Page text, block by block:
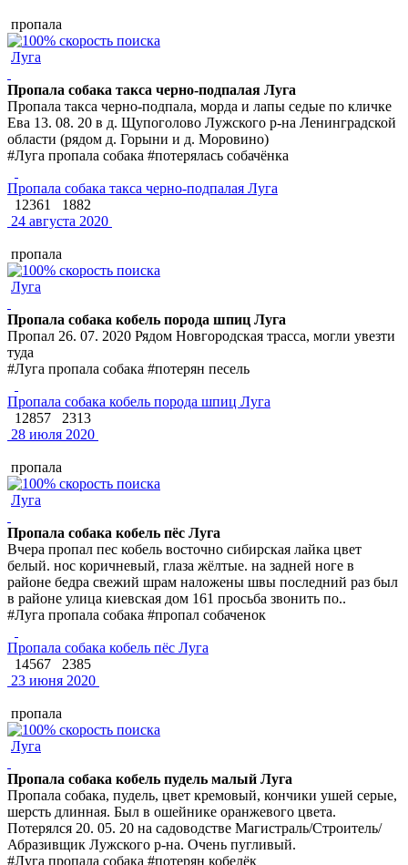
пропала
Луга
Пропала собака такса черно-подпалая Луга
Пропала такса черно-подпала, морда и лапы седые по кличке
Ева 13. 08. 20 в д. Щупоголово Лужского р-на Ленинградской
области (рядом д. Горыни и д. Моровино)
#Луга пропала собака #потерялась собачёнка
Пропала собака такса черно-подпалая Луга
12361
1882
24 августа 2020
пропала
Луга
Пропала собака кобель порода шпиц Луга
Пропал 26. 07. 2020 Рядом Новгородская трасса, могли увезти
туда
#Луга пропала собака #потерян песель
Пропала собака кобель порода шпиц Луга
12857
2313
28 июля 2020
пропала
Луга
Пропала собака кобель пёс Луга
Вчера пропал пес кобель восточно сибирская лайка цвет
белый. нос коричневый, глаза жёлтые. на задней ноге в
районе бедра свежий шрам наложены швы последний раз был
в районе улица киевская дом 161 просьба звонить по..
#Луга пропала собака #пропал собаченок
Пропала собака кобель пёс Луга
14567
2385
23 июня 2020
пропала
Луга
Пропала собака кобель пудель малый Луга
Пропала собака, пудель, цвет кремовый, кончики ушей серые,
шерсть длинная. Был в ошейнике оранжевого цвета.
Потерялся 20. 05. 20 на садоводстве Магистраль/Строитель/
Абразивщик Лужского р-на. Очень пугливый.
#Луга пропала собака #потерян кобелёк